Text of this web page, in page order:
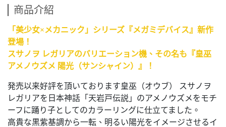
商品介紹
「美少女×メカニック」シリーズ『メガミデバイス』新作
登場！
スサノヲ レガリアのバリエーション機、その名も『皇巫
アメノウズメ 陽光（サンシャイン）』！
発売以来好評を頂いております皇巫（オウブ） スサノヲ
レガリアを日本神話「天岩戸伝説」のアメノウズメをモチ
ーフに踊り子としてのカラーリングに仕立てました。
高貴な黒紫基調から一転、明るい陽光をイメージさせるイ